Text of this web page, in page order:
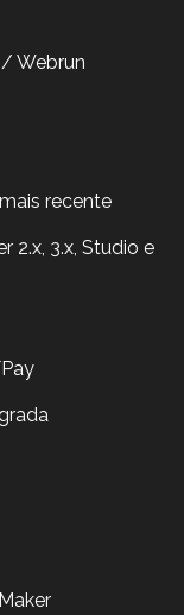
Webrun
recente
2.x, 3.x, Studio e